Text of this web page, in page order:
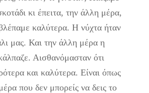
κι έπειτα, την άλλη μέρα,
καλύτερα. Η νύχτα ήταν
μας. Και την άλλη μέρα η
Αισθανόμασταν ότι
και καλύτερα. Είναι όπως
που δεν μπορείς να δεις το